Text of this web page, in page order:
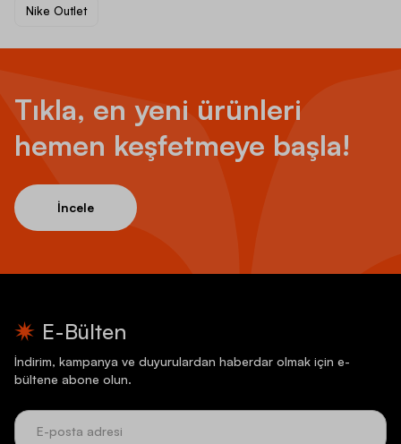
Nike Outlet
Tıkla, en yeni ürünleri
hemen keşfetmeye başla!
İncele
E-Bülten
İndirim, kampanya ve duyurulardan haberdar olmak için e-
bültene abone olun.